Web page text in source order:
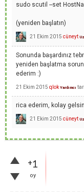
sudo scutil --set
(yeniden başlatın)
21 Ekim 2015 cüneyt
Sonunda başardınız
yeniden başlatma
ederim :)
21 Ekim 2015 qlok Yardımcı
rica ederim, kolay
21 Ekim 2015 cüneyt
+1
oy